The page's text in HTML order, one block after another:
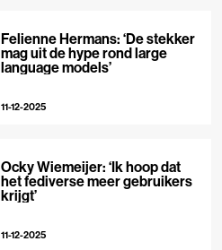
Felienne Hermans: ‘De stekker
mag uit de hype rond large
language models’
11-12-2025
Ocky Wiemeijer: ‘Ik hoop dat
het fediverse meer gebruikers
krijgt’
11-12-2025